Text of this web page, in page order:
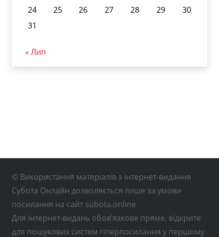
24
25 26 27 28 29
30
31
« Лип
© Використання матеріалів з інтернет-видання
Субота Онлайн дозволяється лише за умови
посилання на сайт subota.online
Для інтернет-видань обов’язкове пряме, відкрите
для пошукових систем гіперпосилання у першому